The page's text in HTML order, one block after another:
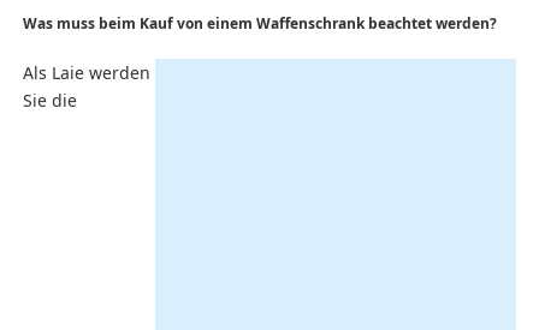
Was muss beim Kauf von einem Waffenschrank beachtet werden?
Als Laie werden
Sie die